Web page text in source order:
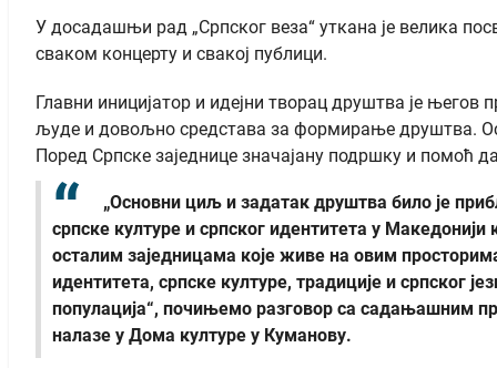
У досадашњи рад „Српског веза“ уткана је велика
сваком концерту и свакој публици.
Главни иницијатор и идејни творац друштва је његов
људе и довољно средстава за формирање друштва.
Поред Српске заједнице значајану подршку и помоћ
„Основни циљ и задатак друштва било је
српске културе и српског идентитета у
осталим заједницама које живе на овим
идентитета, српске културе, традиције и српског
популација“, почињемо разговор са садањашним
налазе у Дома културе у Куманову.